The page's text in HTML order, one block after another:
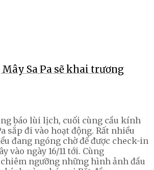
Sa Pa sẽ khai trương
báo lùi lịch, cuối cùng cầu kính
sắp đi vào hoạt động. Rất nhiều
đang ngóng chờ để được check-in
vào ngày 16/11 tới. Cùng
ngưỡng những hình ảnh đầu